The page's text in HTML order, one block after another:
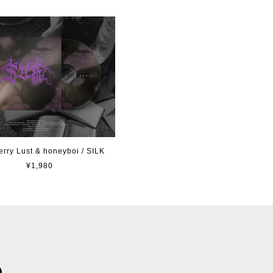
Lust & honeyboi / SILK
¥1,980